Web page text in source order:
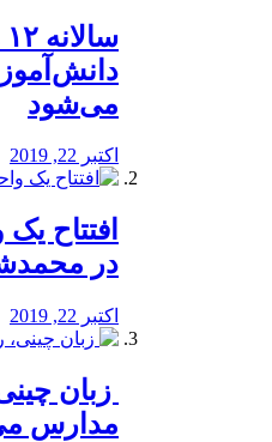
می‌شود
اکتبر 22, 2019
افتتاح
در
اکتبر 22, 2019
زبان
مدارس